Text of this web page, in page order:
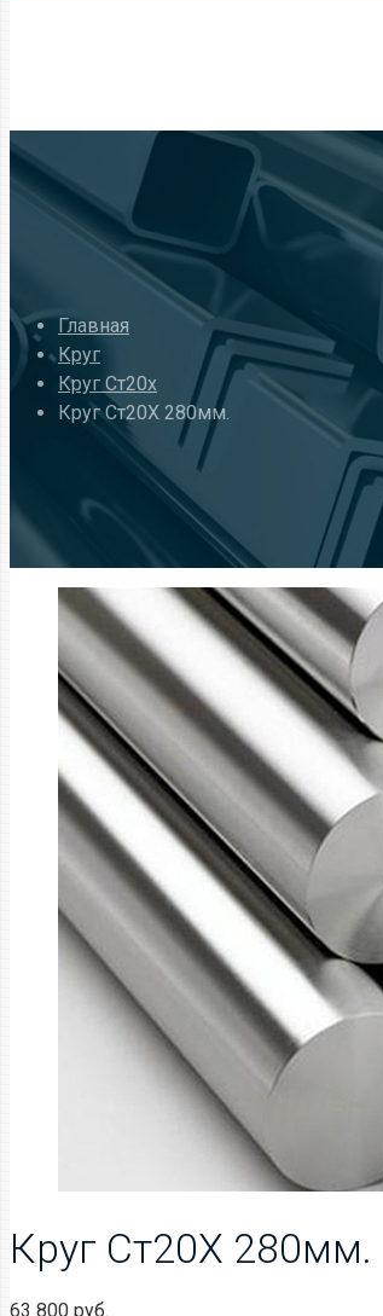
Главная
Круг
Круг Ст20x
Круг Ст20Х 280мм.
Круг Ст20Х 280мм.
63 800 руб.